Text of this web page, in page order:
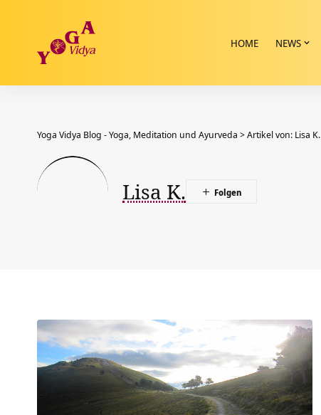
HOME NEWS
Yoga Vidya Blog - Yoga, Meditation und Ayurveda >Artikel von: Lisa K.
Lisa K.